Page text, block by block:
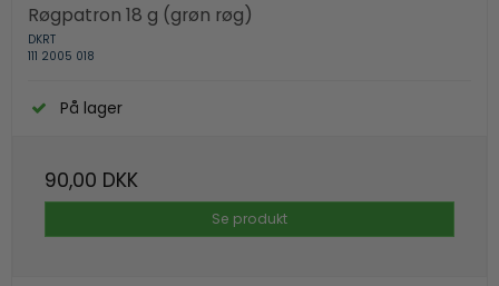
Røgpatron 18 g (grøn røg)
DKRT
111 2005 018
På lager
90,00 DKK
Se produkt